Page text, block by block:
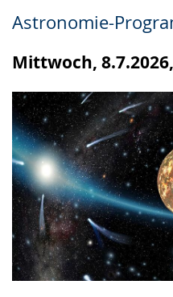
Astronomie-
Mittwoch,
Gebärdensprache
wird